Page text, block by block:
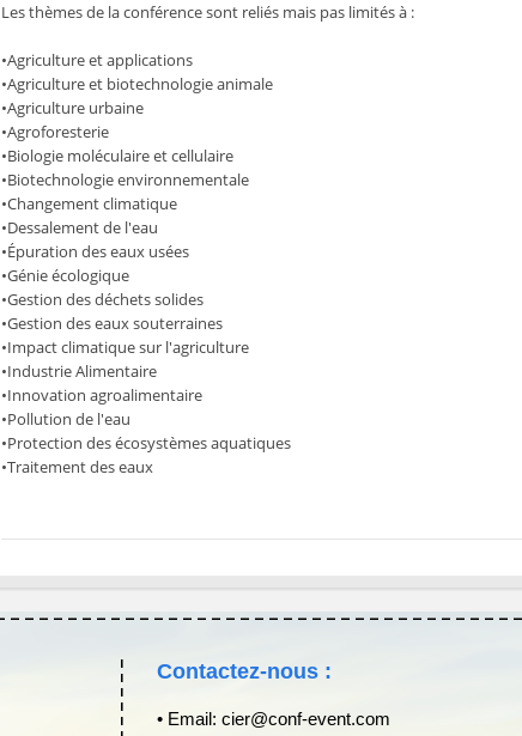
Les thèmes de la conférence sont reliés mais pas limités à :
•Agriculture et applications
•Agriculture et biotechnologie animale
•Agriculture urbaine
•Agroforesterie
•Biologie moléculaire et cellulaire
•Biotechnologie environnementale
•Changement climatique
•Dessalement de l'eau
•Épuration des eaux usées
•Génie écologique
•Gestion des déchets solides
•Gestion des eaux souterraines
•Impact climatique sur l'agriculture
•Industrie Alimentaire
•Innovation agroalimentaire
•Pollution de l'eau
•Protection des écosystèmes aquatiques
•Traitement des eaux
Contactez-nous :
• Email: cier@conf-event.com